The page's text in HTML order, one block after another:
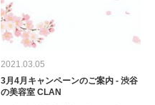
2021.03.05
3月4月キャンペーンのご案内 - 渋谷
の美容室 CLAN